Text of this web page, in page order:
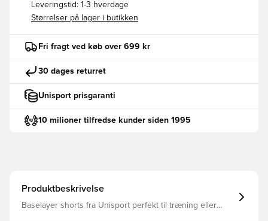
Leveringstid: 1-3 hverdage
Størrelser på lager i butikken
Fri fragt ved køb over 699 kr
30 dages returret
Unisport prisgaranti
10 milioner tilfredse kunder siden 1995
Produktbeskrivelse
Baselayer shorts fra Unisport perfekt til træning eller